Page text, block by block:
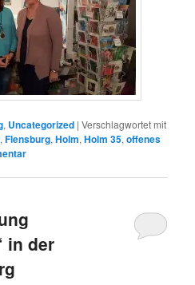
, Uncategorized |Verschlagwortet mit
,Flensburg,Holm,Holm 35,offenes
in der